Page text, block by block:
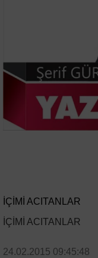
İÇİMİ ACITANLAR
İÇİMİ ACITANLAR
24.02.2015 09:45:48